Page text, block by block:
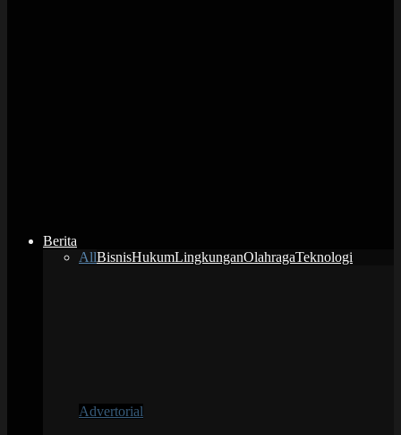
Berita
AllBisnisHukumLingkunganOlahragaTeknologi
Advertorial